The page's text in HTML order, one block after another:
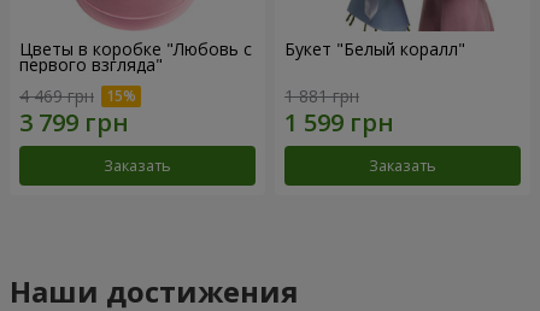
Цветы в коробке "Любовь с
первого взгляда"
4 469 грн
Заказать
Букет "Белый коралл"
1 881 грн
Заказать
Наши достижения